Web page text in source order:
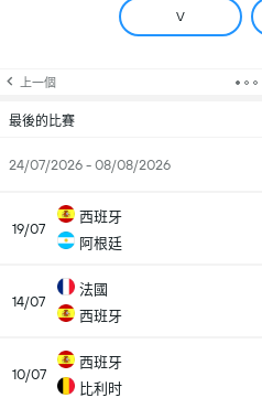
V
上一個
最後的比賽
24/07/2026 - 08/08/2026
19/07
西班牙
阿根廷
14/07
法國
西班牙
10/07
西班牙
比利时